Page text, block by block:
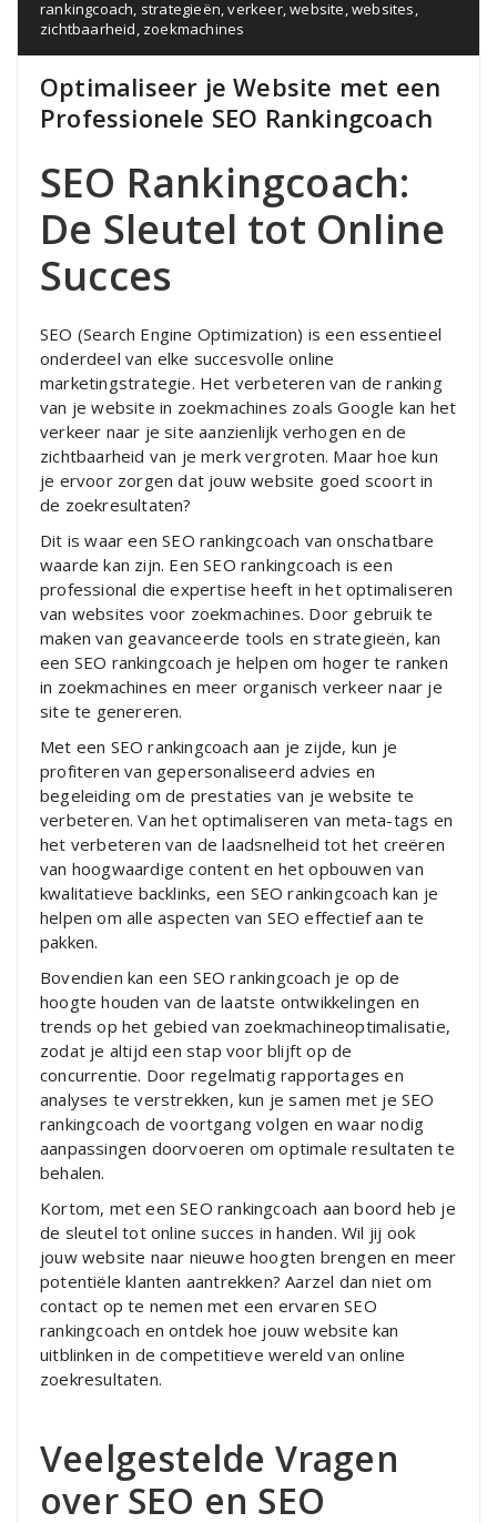
rankingcoach, strategieën,verkeer,website,websites,
zichtbaarheid, zoekmachines
Optimaliseer je Website met een
Professionele SEO Rankingcoach
SEO Rankingcoach:
De Sleutel tot Online
Succes
SEO (Search Engine Optimization) is een essentieel
onderdeel van elke succesvolle online
marketingstrategie. Het verbeteren van de ranking
van je website in zoekmachines zoals Google kan het
verkeer naar je site aanzienlijk verhogen en de
zichtbaarheid van je merk vergroten. Maar hoe kun
je ervoor zorgen dat jouw website goed scoort in
de zoekresultaten?
Dit is waar een SEO rankingcoach van onschatbare
waarde kan zijn. Een SEO rankingcoach is een
professional die expertise heeft in het optimaliseren
van websites voor zoekmachines. Door gebruik te
maken van geavanceerde tools en strategieën, kan
een SEO rankingcoach je helpen om hoger te ranken
in zoekmachines en meer organisch verkeer naar je
site te genereren.
Met een SEO rankingcoach aan je zijde, kun je
profiteren van gepersonaliseerd advies en
begeleiding om de prestaties van je website te
verbeteren. Van het optimaliseren van meta-tags en
het verbeteren van de laadsnelheid tot het creëren
van hoogwaardige content en het opbouwen van
kwalitatieve backlinks, een SEO rankingcoach kan je
helpen om alle aspecten van SEO effectief aan te
pakken.
Bovendien kan een SEO rankingcoach je op de
hoogte houden van de laatste ontwikkelingen en
trends op het gebied van zoekmachineoptimalisatie,
zodat je altijd een stap voor blijft op de
concurrentie. Door regelmatig rapportages en
analyses te verstrekken, kun je samen met je SEO
rankingcoach de voortgang volgen en waar nodig
aanpassingen doorvoeren om optimale resultaten te
behalen.
Kortom, met een SEO rankingcoach aan boord heb je
de sleutel tot online succes in handen. Wil jij ook
jouw website naar nieuwe hoogten brengen en meer
potentiële klanten aantrekken? Aarzel dan niet om
contact op te nemen met een ervaren SEO
rankingcoach en ontdek hoe jouw website kan
uitblinken in de competitieve wereld van online
zoekresultaten.
Veelgestelde Vragen
over SEO en SEO